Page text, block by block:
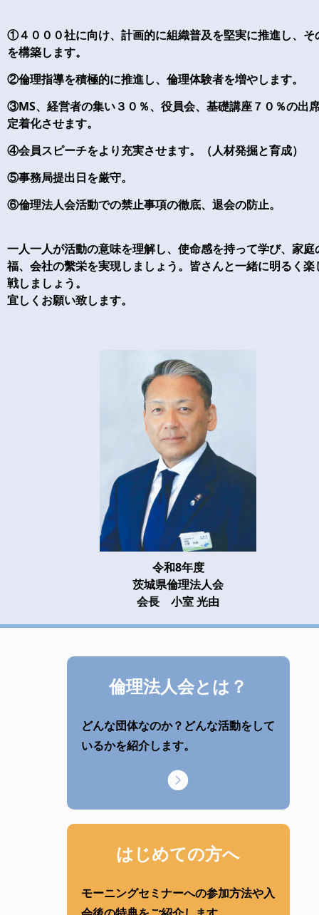
①４０００社に向け、計画的に組織普及を堅実に推進し、そ
を構築します。
②倫理指導を積極的に推進し、倫理体験者を増やします。
③MS、経営者の集い３０％、役員会、基礎講座７０％の出
定着化させます。
④会員スピーチをより充実させます。（人材発掘と育成）
⑤事務局提出日を厳守。
⑥倫理法人会活動での禁止事項の徹底、退会の防止。
一人一人が活動の意味を理解し、使命感を持って学び、家庭
福、会社の繫栄を実現しましょう。皆さんと一緒に明るく楽
戦しましょう。
宜しくお願い致します。
令和8年度
茨城県倫理法人会
会長 小室 光由
倫理法人会とは？
どんな団体なのか？どんな活動をして
いるかを紹介します。
はじめての方へ
モーニングセミナーへの参加方法や入